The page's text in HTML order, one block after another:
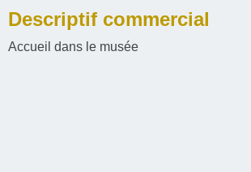
Descriptif commercial
Accueil dans le musée